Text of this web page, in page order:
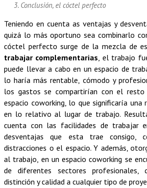
3. Conclusión, el cóctel perfecto
Teniendo en cuenta as ventajas y
quizá lo más oportuno sea combinarlo
cóctel perfecto surge de la mezcla de
trabajar complementarias, el trabajo
puede llevar a cabo en un espacio de
lo haría más rentable, cómodo y
los gastos se compartirían con el resto
espacio coworking, lo que significaría una
en lo relativo al lugar de trabajo.
cuenta con las facilidades de trabajar
desventajas que esta trae consigo,
distracciones o el espacio. Y además,
al trabajo, en un espacio coworking se
de diferentes sectores profesionales,
distinción y calidad a cualquier tipo de